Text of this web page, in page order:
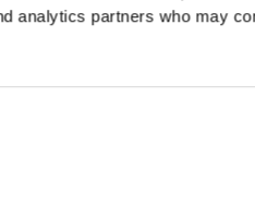
analytics partners who may